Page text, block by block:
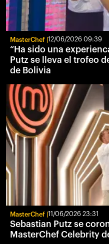
MasterChef 12/06/2026 09:39
“Ha sido una
Putz se lleva el trofeo
de Bolivia
MasterChef 11/06/2026 23:31
Sebastian Putz se
MasterChef Celebrity